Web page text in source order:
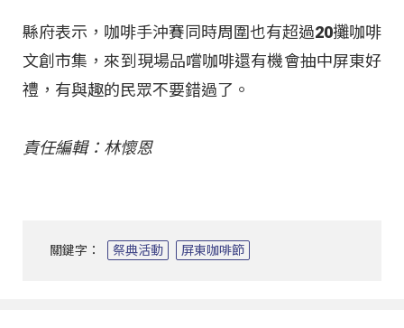
縣府表示，咖啡手沖賽同時周圍也有超過20攤咖啡
文創市集，來到現場品嚐咖啡還有機會抽中屏東好
禮，有與趣的民眾不要錯過了。
責任編輯：林懷恩
關鍵字： 祭典活動 屏東咖啡節